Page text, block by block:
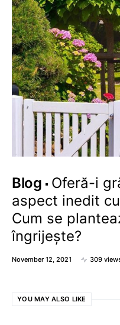
Blog
Oferă-i
aspect inedit
Cum se
îngrijește?
November 12, 2021 309
YOU MAY ALSO LIKE